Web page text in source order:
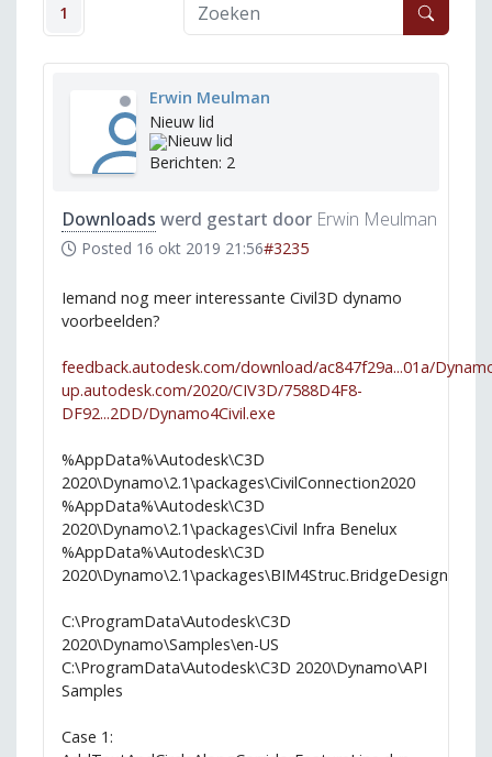
1
Erwin Meulman
Nieuw lid
Berichten: 2
Downloads werd gestart door Erwin Meulman
Posted 16 okt 2019 21:56#3235
Iemand nog meer interessante Civil3D dynamo
voorbeelden?
feedback.autodesk.com/download/ac847f29a...01a/
up.autodesk.com/2020/CIV3D/7588D4F8-
DF92...2DD/Dynamo4Civil.exe
%AppData%\Autodesk\C3D
2020\Dynamo\2.1\packages\CivilConnection2020
%AppData%\Autodesk\C3D
2020\Dynamo\2.1\packages\Civil Infra Benelux
%AppData%\Autodesk\C3D
2020\Dynamo\2.1\packages\BIM4Struc.BridgeDesign
C:\ProgramData\Autodesk\C3D
2020\Dynamo\Samples\en-US
C:\ProgramData\Autodesk\C3D 2020\Dynamo\API
Samples
Case 1: